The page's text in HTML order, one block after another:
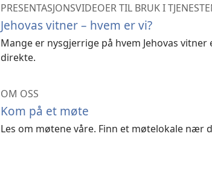
PRESENTASJONSVIDEOER TIL BRUK I
Jehovas vitner – hvem er vi?
Mange er nysgjerrige på hvem Jehovas vitner
direkte.
OM OSS
Kom på et møte
Les om møtene våre. Finn et møtelokale nær